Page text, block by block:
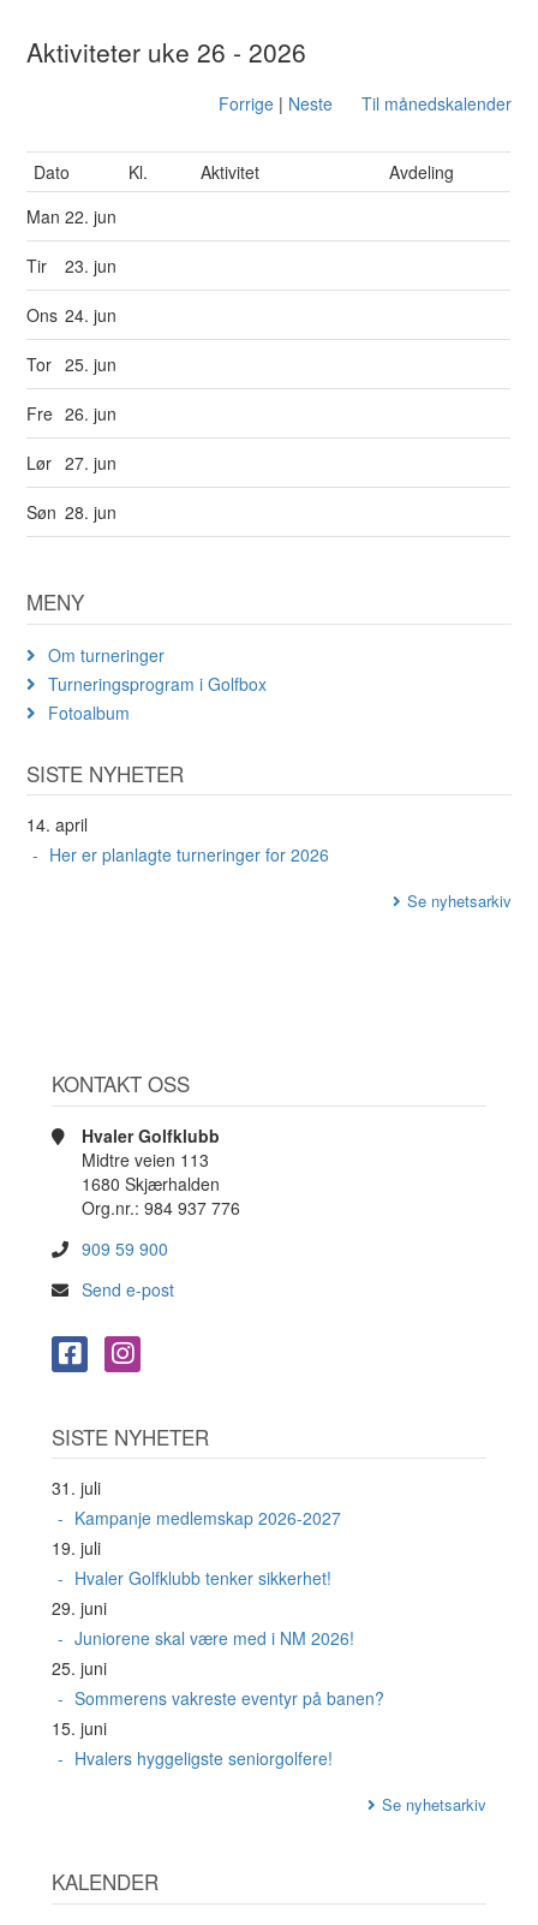
Aktiviteter uke 26 - 2026
Forrige| Neste Til månedskalender
Dato Kl. Aktivitet
Avdeling
Man22. jun
Tir 23. jun
Ons 24. jun
Tor 25. jun
Fre 26. jun
Lør 27. jun
Søn 28. jun
MENY
Om turneringer
Turneringsprogram i Golfbox
Fotoalbum
SISTE NYHETER
14. april
Her er planlagte turneringer for 2026
Se nyhetsarkiv
KONTAKT OSS
Hvaler Golfklubb
Midtre veien 113
1680 Skjærhalden
Org.nr.: 984 937 776
909 59 900
Send e-post
SISTE NYHETER
31. juli
Kampanje medlemskap 2026-2027
19. juli
Hvaler Golfklubb tenker sikkerhet!
29. juni
Juniorene skal være med i NM 2026!
25. juni
Sommerens vakreste eventyr på banen?
15. juni
Hvalers hyggeligste seniorgolfere!
Se nyhetsarkiv
KALENDER